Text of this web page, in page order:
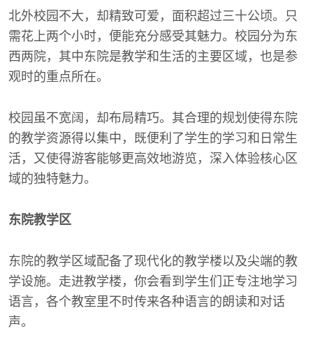
北外校园不大，却精致可爱，面积超过三十公顷。只
需花上两个小时，便能充分感受其魅力。校园分为东
西两院，其中东院是教学和生活的主要区域，也是参
观时的重点所在。
校园虽不宽阔，却布局精巧。其合理的规划使得东院
的教学资源得以集中，既便利了学生的学习和日常生
活，又使得游客能够更高效地游览，深入体验核心区
域的独特魅力。
东院教学区
东院的教学区域配备了现代化的教学楼以及尖端的教
学设施。走进教学楼，你会看到学生们正专注地学习
语言，各个教室里不时传来各种语言的朗读和对话
声。